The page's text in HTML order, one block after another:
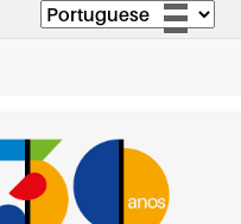
Acesso à informação
Legislação